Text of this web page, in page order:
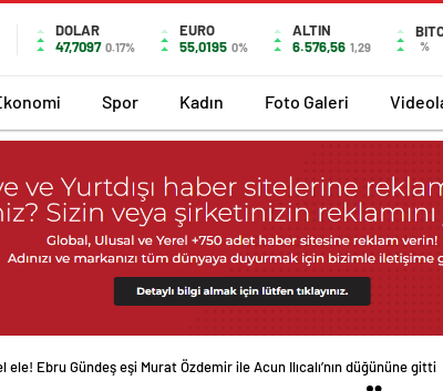
DOLAR
47,7097 0.17%
EURO
55,0195 0%
ALTIN
6.576,56 1,29 %
Spor Kadın Foto Galeri
ele! Ebru Gündeş eşi Murat Özdemir ile Acun Ilıcalı’nın düğününe gitti